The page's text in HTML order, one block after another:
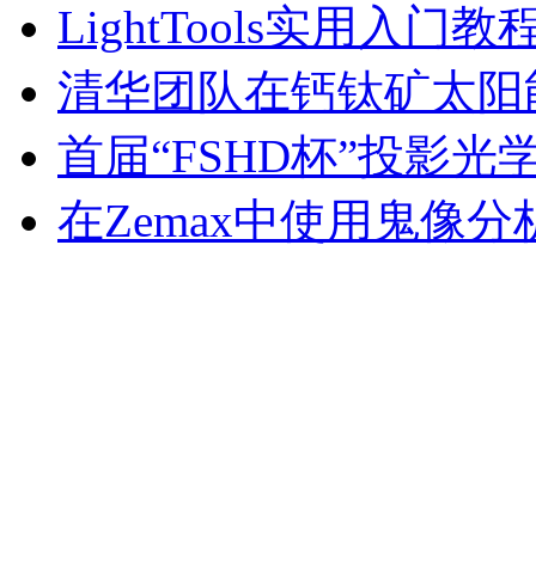
LightTools实用入门教
清华团队在钙钛矿太
首届“FSHD杯”投影光
在Zemax中使用鬼像